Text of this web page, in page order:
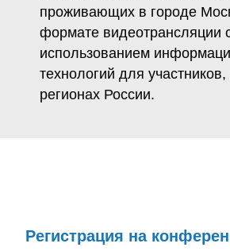
проживающих в городе
формате видеотрансляции
использованием
технологий для
регионах России.
Регистрация на